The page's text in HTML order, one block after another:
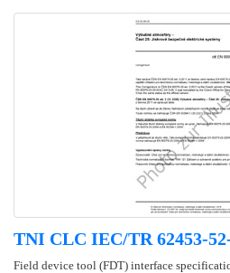
TNI CLC IEC/TR 62453-
Field device tool (FDT) interface